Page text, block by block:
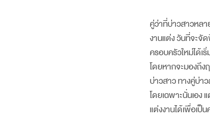
คู่ว่าที่บ่าวสาวหล
งานแต่ง วันที่จะจั
ครอบครัวใหม่ได้เ
โดยหากจะมองถึง
บ่าวสาว ทางคู่บ่า
โดยเฉพาะนั่นเอง
แต่งงานได้เพื่อเป็